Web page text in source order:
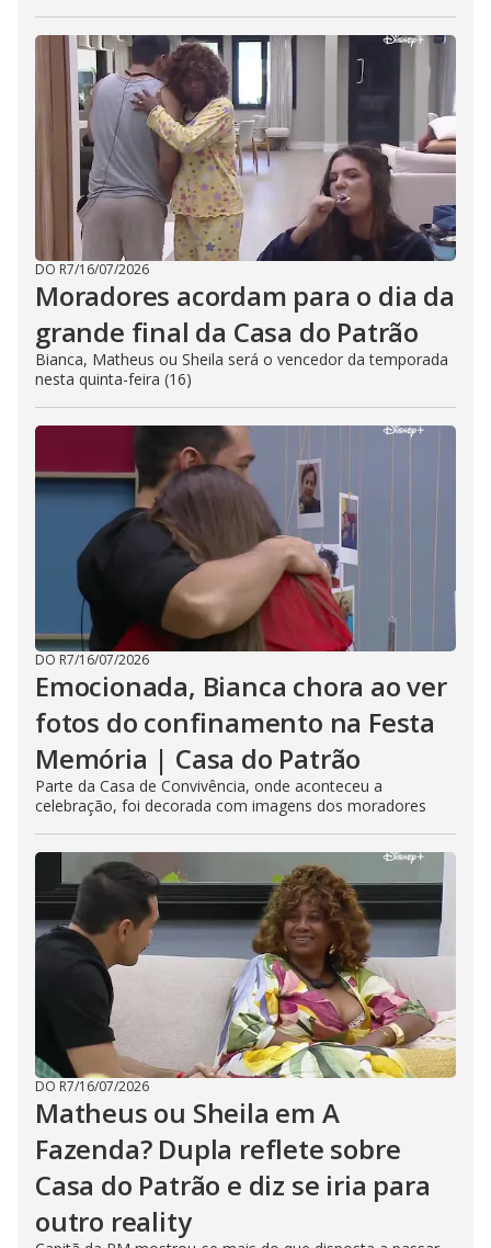
DO R7/16/07/2026
Moradores acordam para o dia da
grande final da Casa do Patrão
Bianca, Matheus ou Sheila será o vencedor da temporada
nesta quinta-feira (16)
DO R7/16/07/2026
Emocionada, Bianca chora ao ver
fotos do confinamento na Festa
Memória | Casa do Patrão
Parte da Casa de Convivência, onde aconteceu a
celebração, foi decorada com imagens dos moradores
DO R7/16/07/2026
Matheus ou Sheila em A
Fazenda? Dupla reflete sobre
Casa do Patrão e diz se iria para
outro reality